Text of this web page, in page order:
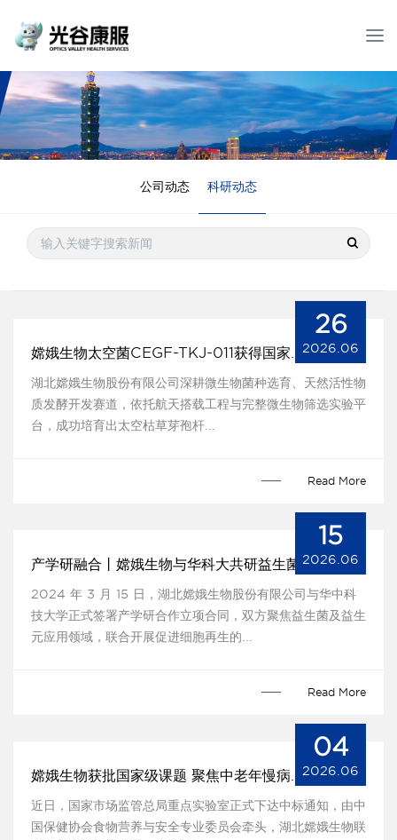
T
g
l
e
n
i
公司动态 科研动态
嫦娥生物太空菌CEGF-TKJ-011获得国家发明专利授权
湖北嫦娥生物股份有限公司深耕微生物菌种选育、天然活性物
质发酵开发赛道，依托航天搭载工程与完整微生物筛选实验平
台，成功培育出太空枯草芽孢杆...
26
2026.06
Read More
产学研融合丨嫦娥生物与华科大共研益生菌
2024 年 3 月 15 日，湖北嫦娥生物股份有限公司与华中科
技大学正式签署产学研合作立项合同，双方聚焦益生菌及益生
元应用领域，联合开展促进细胞再生的...
15
2026.06
Read More
嫦娥生物获批国家级课题 聚焦中老年慢病干预
近日，国家市场监管总局重点实验室正式下达中标通知，由中
国保健协会食物营养与安全专业委员会牵头，湖北嫦娥生物联
04
2026.06